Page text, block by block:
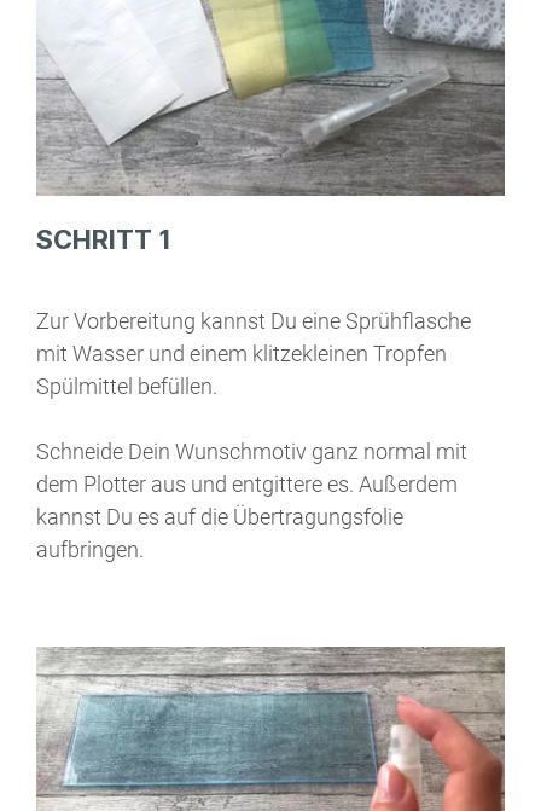
SCHRITT 1
Zur Vorbereitung kannst Du eine Sprühflasche
mit Wasser und einem klitzekleinen Tropfen
Spülmittel befüllen.
Schneide Dein Wunschmotiv ganz normal mit
dem Plotter aus und entgittere es. Außerdem
kannst Du es auf die Übertragungsfolie
aufbringen.